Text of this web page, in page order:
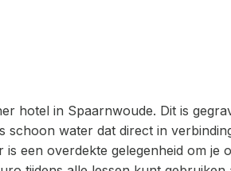
hotel in Spaarnwoude. Dit is
water dat direct in
een overdekte gelegenheid om je